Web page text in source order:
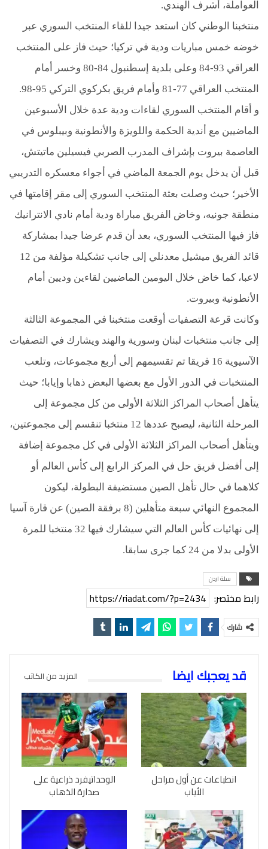
العواملة، أشرف الهندي.
منتخبنا الوطني كان استعد جيدا للقاء المنتخب السوري عبر
خوضه خمس مباريات ودية في تركيا؛ حيث فاز على المنتخب
العراقي 93-84 وعلى بلدية إسطنبول 84-80 وخسر أمام
المنتخب العراقي 77-81 وأمام فريق بكركوي التركي 95-98
.
و أقام المنتخب السوري لقاءات ودية عدة خلال الأسبوعين
الماضيين مع أندية الحكمة واللويزة والأنطونية وبيبلوس في
العاصمة بيروت بإشراف المدرب الصربي فيسيلين ماتيتش،
قبل أن يدخل يوم الجمعة الماضي في أجواء معسكره التدريبي
الأخير؛ حيث وصلت بعثة المنتخب السوري إلى مقر إقامتها في
منطقة جونيه، وخاض الفريق مباراة ودية أمام نادي الانترانيك
فاز فيها المنتخب السوري، بعد أن قدم عرضا جيدا بمشاركة
قائد الفريق ميشيل معدنلي إلى جانب تشكيلة مؤلفة من 12
لاعبا، كما خاض خلال اليومين الماضيين لقاءين وديين أمام
اﻷنطونية وبيروت.
وكانت قرعة التصفيات أوقعت منتخبنا في المجموعة الثالثة
إلى جانب منتخبات لبنان وسورية والهند ويشارك في التصفيات
الآسيوية 16 فريقا تم تقسيمهم إلى أربع مجموعات، وتلعب
المنتخبات في الدور الأول مع بعضها البعض ذهابا وإيابا؛ حيث
يتأهل أصحاب المراكز الثلاثة الأولى من كل مجموعة إلى
المرحلة الثانية، ليصبح عددها 12 منتخبا تنقسم إلى مجموعتين،
ويتأهل أصحاب المراكز الثلاثة الأولى في كل مجموعة إضافة
إلى أفضل فريق حل في المركز الرابع إلى كأس العالم أو
كلاهما في حال تأهل الصين مستضيفة البطولة، ليكون
المجموع النهائي سبعة متأهلين (8 برفقة الصين) عن قارة آسيا
إلى نهائيات كأس العالم التي سيشارك فيها 32 منتخبا للمرة
الأولى بدلا من 24 كما جرى سابقا
.
سلة اردن
رابط مختصر: https://riadat.com/?p=2434
شارك
قد يعجبك ايضا المزيد من الكاتب
انطباعات عن أول مراحل
الأياب
الوحداتيفرد ذراعية على
صدارة الذهاب